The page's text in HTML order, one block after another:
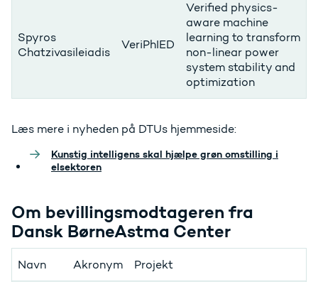
Spyros
Chatzivasileiadis
VeriPhIED
Verified physics-
aware machine
learning to transform
non-linear power
system stability and
optimization
Læs mere i nyheden på DTUs hjemmeside:
Kunstig intelligens skal hjælpe grøn omstilling i
elsektoren
Om bevillingsmodtageren fra
Dansk BørneAstma Center
Navn Akronym Projekt